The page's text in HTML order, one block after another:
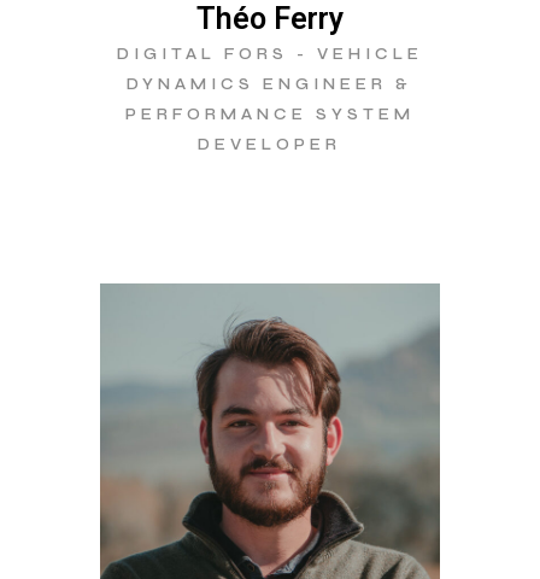
Théo Ferry
DIGITAL FORS - VEHICLE
DYNAMICS ENGINEER &
PERFORMANCE SYSTEM
DEVELOPER